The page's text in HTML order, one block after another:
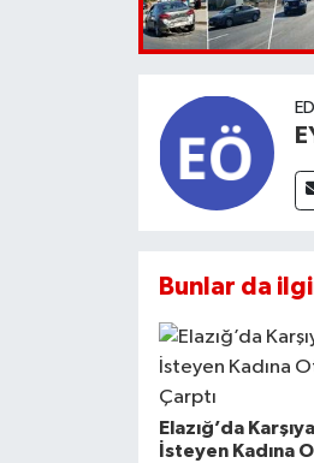
Bunlar da
Elazığ’da
İsteyen Kadına